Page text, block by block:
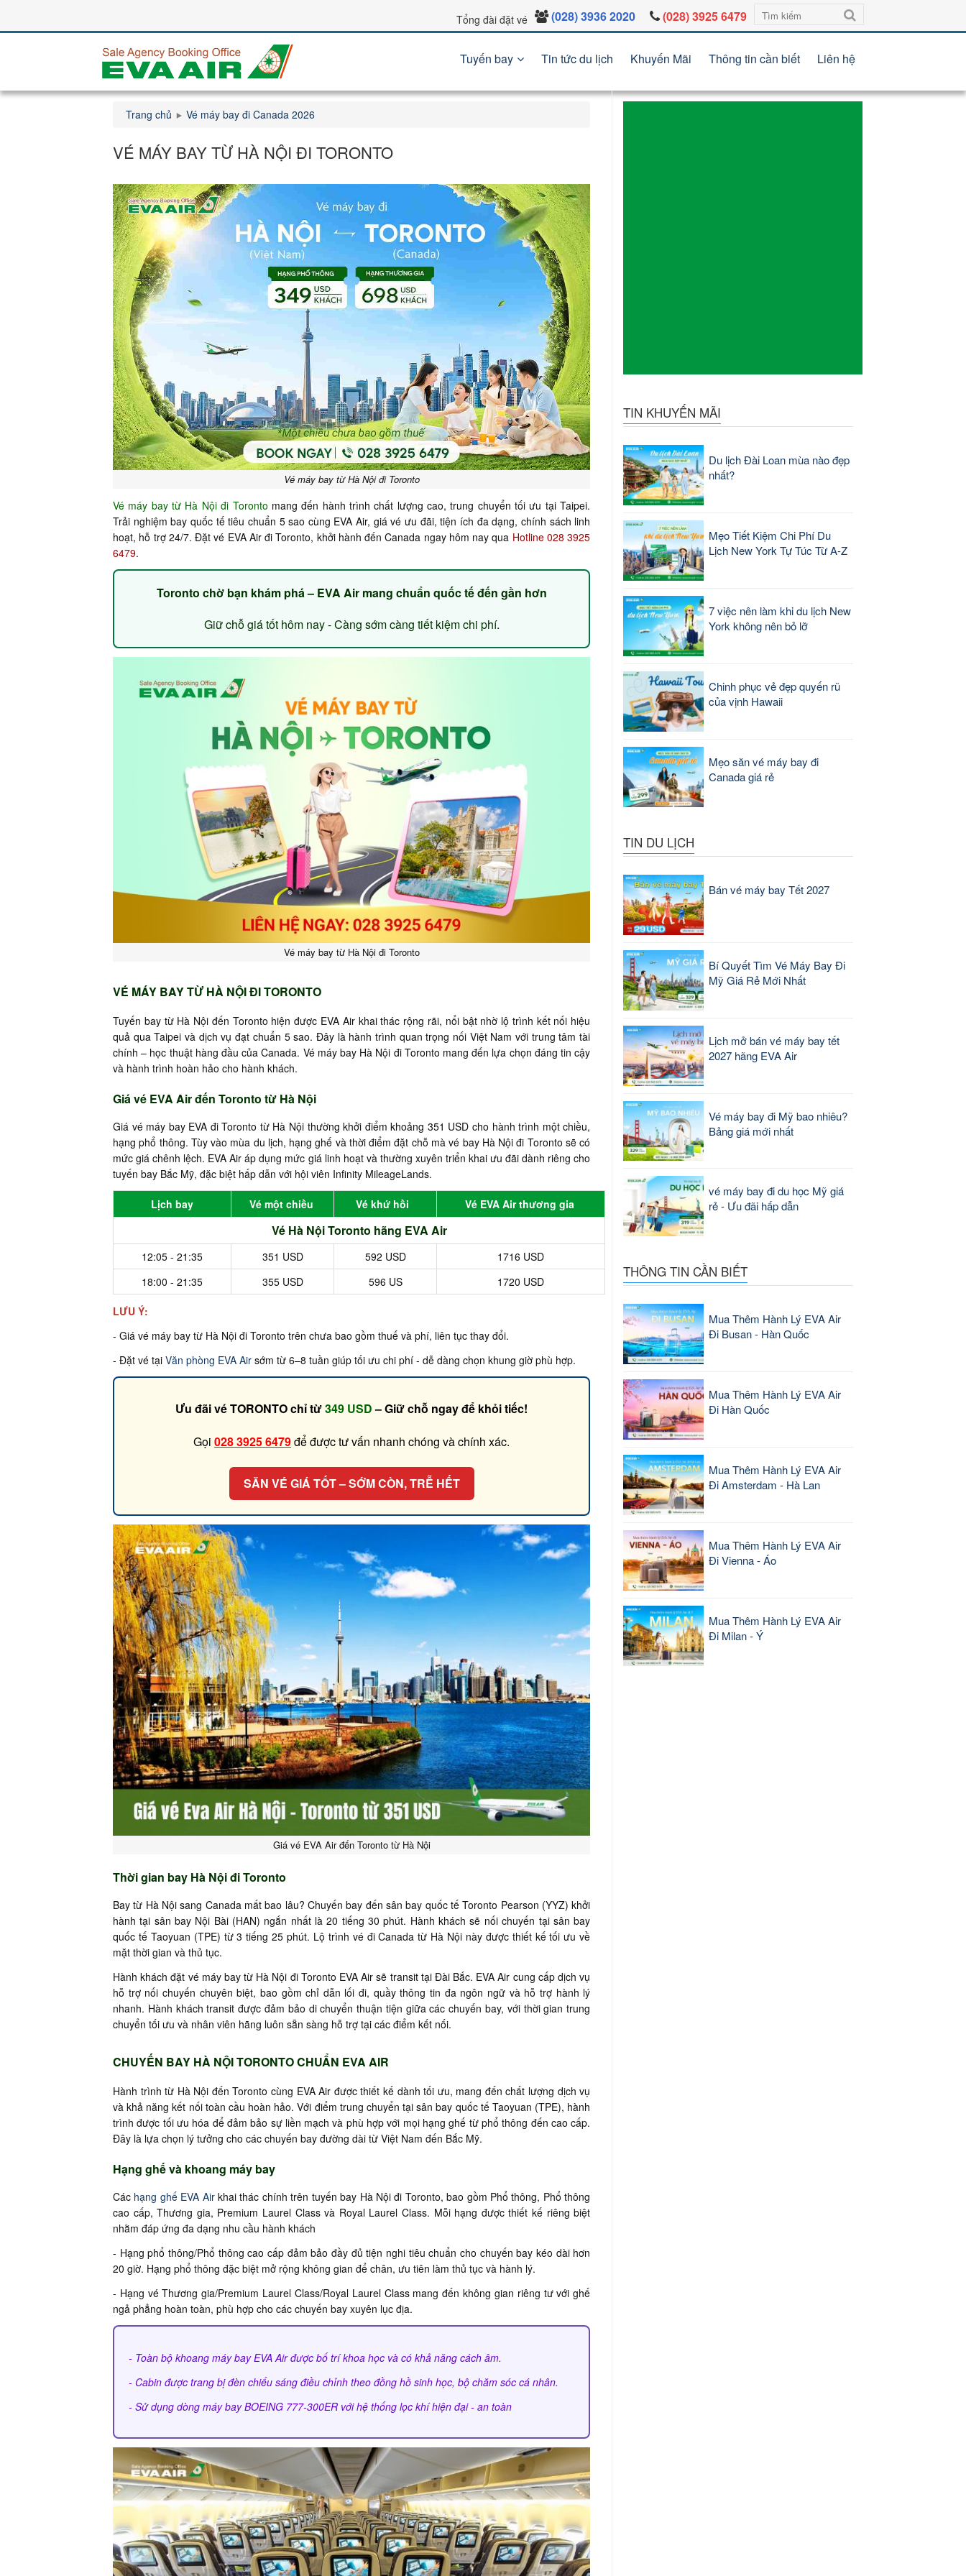
Tổng đài đặt vé (028) 3936 2020 (028) 3925 6479
Tuyến bay Tin tức du lịch Khuyến Mãi Thông tin cần biết Liên hệ
Trang chủ Vé máy bay đi Canada 2026
VÉ MÁY BAY TỪ HÀ NỘI ĐI TORONTO
Vé máy bay từ Hà Nội đi Toronto
Vé máy bay từ Hà Nội đi Toronto mang đến hành trình chất lượng cao, trung chuyển tối ưu tại Taipei.
Trải nghiệm bay quốc tế tiêu chuẩn 5 sao cùng EVA Air, giá vé ưu đãi, tiện ích đa dạng, chính sách linh
hoạt, hỗ trợ 24/7. Đặt vé EVA Air đi Toronto, khởi hành đến Canada ngay hôm nay qua Hotline 028 3925
6479.
Toronto chờ bạn khám phá – EVA Air mang chuẩn quốc tế đến gần hơn
Giữ chỗ giá tốt hôm nay - Càng sớm càng tiết kiệm chi phí.
Vé máy bay từ Hà Nội đi Toronto
VÉ MÁY BAY TỪ HÀ NỘI ĐI TORONTO
Tuyến bay từ Hà Nội đến Toronto hiện được EVA Air khai thác rộng rãi, nổi bật nhờ lộ trình kết nối hiệu
quả qua Taipei và dịch vụ đạt chuẩn 5 sao. Đây là hành trình quan trọng nối Việt Nam với trung tâm tài
chính – học thuật hàng đầu của Canada. Vé máy bay Hà Nội đi Toronto mang đến lựa chọn đáng tin cậy
và hành trình hoàn hảo cho hành khách.
Giá vé EVA Air đến Toronto từ Hà Nội
Giá vé máy bay EVA đi Toronto từ Hà Nội thường khởi điểm khoảng 351 USD cho hành trình một chiều,
hạng phổ thông. Tùy vào mùa du lịch, hạng ghế và thời điểm đặt chỗ mà vé bay Hà Nội đi Toronto sẽ có
mức giá chênh lệch. EVA Air áp dụng mức giá linh hoạt và thường xuyên triển khai ưu đãi dành riêng cho
tuyến bay Bắc Mỹ, đặc biệt hấp dẫn với hội viên Infinity MileageLands.
Lịch bay Vé một chiều Vé khứ hồi Vé EVA Air thương gia
Vé Hà Nội Toronto hãng EVA Air
12:05 - 21:35 351 USD 592 USD
1716 USD
18:00 - 21:35
355 USD 596 US 1720 USD
LƯU Ý:
- Giá vé máy bay từ Hà Nội đi Toronto trên chưa bao gồm thuế và phí, liên tục thay đổi.
- Đặt vé tại Văn phòng EVA Air sớm từ 6–8 tuần giúp tối ưu chi phí - dễ dàng chọn khung giờ phù hợp.
Ưu đãi vé TORONTO chỉ từ349 USD– Giữ chỗ ngay để khỏi tiếc!
Gọi028 3925 6479để được tư vấn nhanh chóng và chính xác.
SĂN VÉ GIÁ TỐT – SỚM CÒN, TRỄ HẾT
Giá vé EVA Air đến Toronto từ Hà Nội
Thời gian bay Hà Nội đi Toronto
Bay từ Hà Nội sang Canada mất bao lâu? Chuyến bay đến sân bay quốc tế Toronto Pearson (YYZ) khởi
hành tại sân bay Nội Bài (HAN) ngắn nhất là 20 tiếng 30 phút. Hành khách sẽ nối chuyến tại sân bay
quốc tế Taoyuan (TPE) từ 3 tiếng 25 phút. Lộ trình vé đi Canada từ Hà Nội này được thiết kế tối ưu về
mặt thời gian và thủ tục.
Hành khách đặt vé máy bay từ Hà Nội đi Toronto EVA Air sẽ transit tại Đài Bắc. EVA Air cung cấp dịch vụ
hỗ trợ nối chuyến chuyên biệt, bao gồm chỉ dẫn lối đi, quầy thông tin đa ngôn ngữ và hỗ trợ hành lý
nhanh. Hành khách transit được đảm bảo di chuyển thuận tiện giữa các chuyến bay, với thời gian trung
chuyển tối ưu và nhân viên hãng luôn sẵn sàng hỗ trợ tại các điểm kết nối.
CHUYẾN BAY HÀ NỘI TORONTO CHUẨN EVA AIR
Hành trình từ Hà Nội đến Toronto cùng EVA Air được thiết kế dành tối ưu, mang đến chất lượng dịch vụ
và khả năng kết nối toàn cầu hoàn hảo. Với điểm trung chuyển tại sân bay quốc tế Taoyuan (TPE), hành
trình được tối ưu hóa để đảm bảo sự liền mạch và phù hợp với mọi hạng ghế từ phổ thông đến cao cấp.
Đây là lựa chọn lý tưởng cho các chuyến bay đường dài từ Việt Nam đến Bắc Mỹ.
Hạng ghế và khoang máy bay
Các hạng ghế EVA Airkhai thác chính trên tuyến bay Hà Nội đi Toronto, bao gồm Phổ thông, Phổ thông
cao cấp, Thương gia, Premium Laurel Class và Royal Laurel Class. Mỗi hạng được thiết kế riêng biệt
nhằm đáp ứng đa dạng nhu cầu hành khách
- Hạng phổ thông/Phổ thông cao cấp đảm bảo đầy đủ tiện nghi tiêu chuẩn cho chuyến bay kéo dài hơn
20 giờ. Hạng phổ thông đặc biệt mở rộng không gian để chân, ưu tiên làm thủ tục và hành lý.
- Hạng vé Thương gia/Premium Laurel Class/Royal Laurel Class mang đến không gian riêng tư với ghế
ngả phẳng hoàn toàn, phù hợp cho các chuyến bay xuyên lục địa.
- Toàn bộ khoang máy bay EVA Air được bố trí khoa học và có khả năng cách âm.
- Cabin được trang bị đèn chiếu sáng điều chỉnh theo đồng hồ sinh học, bộ chăm sóc cá nhân.
- Sử dụng dòng máy bay BOEING 777-300ER với hệ thống lọc khí hiện đại - an toàn
TIN KHUYẾN MÃI
Du lịch Đài Loan mùa nào đẹp
nhất?
Mẹo Tiết Kiệm Chi Phí Du
Lịch New York Tự Túc Từ A-Z
7 việc nên làm khi du lịch New
York không nên bỏ lỡ
Chinh phục vẻ đẹp quyến rũ
của vịnh Hawaii
Mẹo săn vé máy bay đi
Canada giá rẻ
TIN DU LỊCH
Bán vé máy bay Tết 2027
Bí Quyết Tìm Vé Máy Bay Đi
Mỹ Giá Rẻ Mới Nhất
Lịch mở bán vé máy bay tết
2027 hãng EVA Air
Vé máy bay đi Mỹ bao nhiêu?
Bảng giá mới nhất
vé máy bay đi du học Mỹ giá
rẻ - Ưu đãi hấp dẫn
THÔNG TIN CẦN BIẾT
Mua Thêm Hành Lý EVA Air
Đi Busan - Hàn Quốc
Mua Thêm Hành Lý EVA Air
Đi Hàn Quốc
Mua Thêm Hành Lý EVA Air
Đi Amsterdam - Hà Lan
Mua Thêm Hành Lý EVA Air
Đi Vienna - Áo
Mua Thêm Hành Lý EVA Air
Đi Milan - Ý